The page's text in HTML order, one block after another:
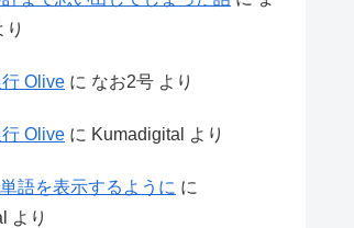
り
Olive に なお2号 より
Olive に Kumadigital より
語を表示するように に
より